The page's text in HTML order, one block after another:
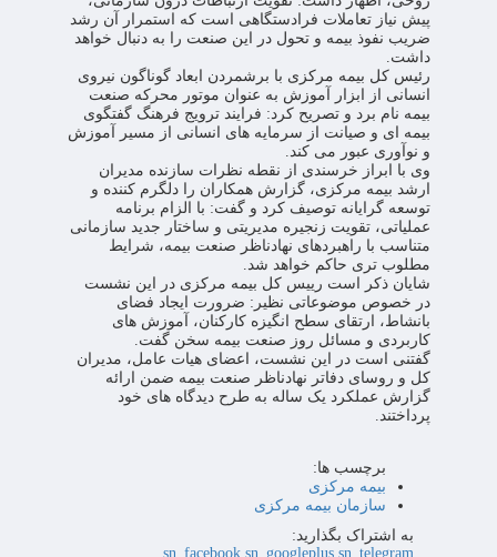
پیش نیاز تعاملات فرادستگاهی است که استمرار آن رشد
ضریب نفوذ بیمه و تحول در این صنعت را به دنبال خواهد
داشت.
رئیس کل بیمه مرکزی با برشمردن ابعاد گوناگون نیروی
انسانی از ابزار آموزش به عنوان موتور محرکه صنعت
بیمه نام برد و تصریح کرد: فرایند ترویج فرهنگ گفتگوی
بیمه ای و صیانت از سرمایه های انسانی از مسیر آموزش
و نوآوری عبور می کند.
وی با ابراز خرسندی از نقطه نظرات سازنده مدیران
ارشد بیمه مرکزی، گزارش همکاران را دلگرم کننده و
توسعه گرایانه توصیف کرد و گفت: با الزام برنامه
عملیاتی، تقویت زنجیره مدیریتی و ساختار جدید سازمانی
متناسب با راهبردهای نهادناظر صنعت بیمه، شرایط
مطلوب تری حاکم خواهد شد.
شایان ذکر است رییس کل بیمه مرکزی در این نشست
در خصوص موضوعاتی نظیر: ضرورت ایجاد فضای
بانشاط، ارتقای سطح انگیزه کارکنان، آموزش های
کاربردی و مسائل روز صنعت بیمه سخن گفت.
گفتنی است در این نشست، اعضای هیات عامل، مدیران
کل و روسای دفاتر نهادناظر صنعت بیمه ضمن ارائه
گزارش عملکرد یک ساله به طرح دیدگاه های خود
پرداختند.
برچسب ها:
بیمه مرکزی
سازمان بیمه مرکزی
به اشتراک بگذارید:
sn_facebook sn_googleplus sn_telegram